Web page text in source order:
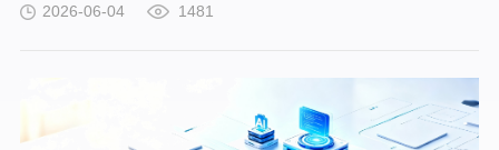
的图谱构建与智能推理能力，打造企业级智能决策新引擎，赋
2026-06-04 1481